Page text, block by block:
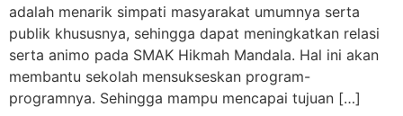
adalah menarik simpati masyarakat umumnya serta
publik khususnya, sehingga dapat meningkatkan relasi
serta animo pada SMAK Hikmah Mandala. Hal ini akan
membantu sekolah mensukseskan program-
programnya. Sehingga mampu mencapai tujuan […]